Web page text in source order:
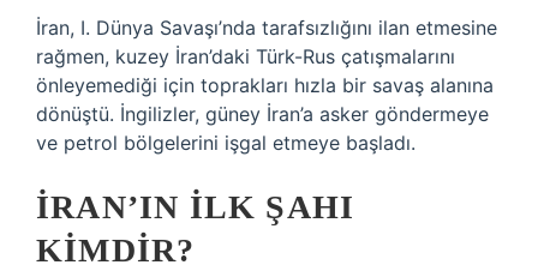
İran, I. Dünya Savaşı’nda tarafsızlığını ilan etmesine
rağmen, kuzey İran’daki Türk-Rus çatışmalarını
önleyemediği için toprakları hızla bir savaş alanına
dönüştü. İngilizler, güney İran’a asker göndermeye
ve petrol bölgelerini işgal etmeye başladı.
İRAN’IN ILK ŞAHI
KIMDIR?